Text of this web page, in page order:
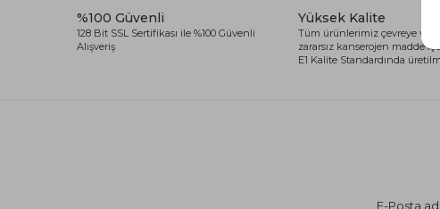
%100 Güvenli
128 Bit SSL Sertifikası ile %100 Güvenli
Alışveriş
Yüksek Kalite
Tüm ürünlerimiz çevreye ve
zararsız kanserojen madde
E1 Kalite Standardında